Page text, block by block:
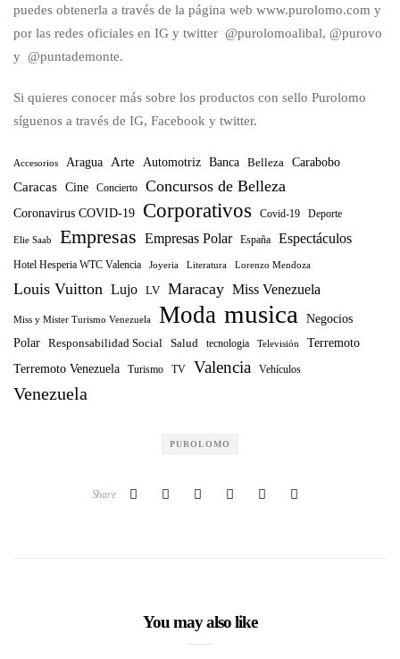
puedes obtenerla a través de la página web www.purolomo.com y
por las redes oficiales en IG y twitter @purolomoalibal, @purovo
y @puntademonte.
Si quieres conocer más sobre los productos con sello Purolomo
síguenos a través de IG, Facebook y twitter.
Accesorios Aragua Arte Automotriz Banca Belleza Carabobo
Caracas Cine Concierto Concursos de Belleza
Coronavirus COVID-19 Corporativos Covid-19 Deporte
Elie Saab Empresas Empresas Polar España Espectáculos
Hotel Hesperia WTC Valencia Joyeria Literatura Lorenzo Mendoza
Louis Vuitton Lujo LV Maracay Miss Venezuela
Miss y Mister Turismo Venezuela Moda musica
Negocios
Polar
Responsabilidad Social Salud tecnologia Televisión Terremoto
Terremoto Venezuela Turismo TV Valencia Vehículos
Venezuela
PUROLOMO
Share
You may also like